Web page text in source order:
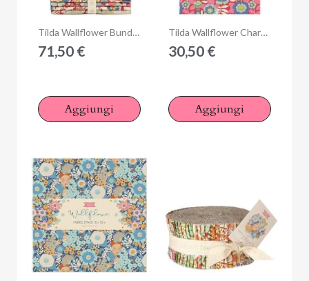
Anteprima Tilda Wallflower Bundle Piccolo, 20 Fat Eight da 50 x 27 cm Collezione Base
71,50 €
Aggiungi
Anteprima Tilda Wallflower Charm Pack, 40 Quadrati da 5 x 5 pollici Collezione Base
30,50 €
Aggiungi